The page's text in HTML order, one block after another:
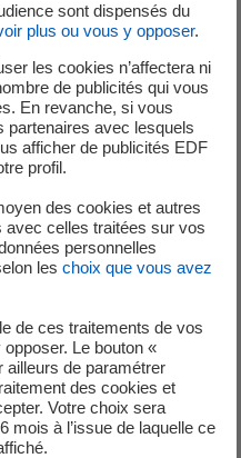
réel.
d’eau équipés de
changer très
de l’eau au niveau des
Vous pourriez vous
très bon nageur.
zones permettant à tout
prenez un point de
de la rivière.
hydroélectriques peut
l’augmentation des
le contrôle de mon
sont dispensés du
plus ou vous y opposer.
les cookies n’affectera ni
de publicités qui vous
En revanche, si vous
partenaires avec lesquels
afficher de publicités EDF
profil.
des cookies et autres
celles traitées sur vos
personnelles
les choix que vous avez
de ces traitements de vos
Le bouton «
ailleurs de paramétrer
des cookies et
Votre choix sera
mois à l’issue de laquelle ce